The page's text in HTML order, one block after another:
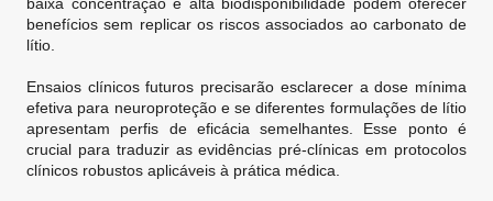
benefícios sem replicar os riscos associados ao carbonato de
lítio.
Ensaios clínicos futuros precisarão esclarecer a dose mínima
efetiva para neuroproteção e se diferentes formulações de lítio
apresentam perfis de eficácia semelhantes. Esse ponto é
crucial para traduzir as evidências pré-clínicas em protocolos
clínicos robustos aplicáveis à prática médica.